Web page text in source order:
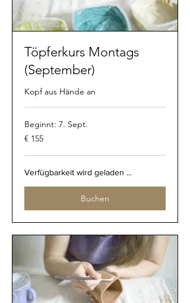
Töpferkurs Montags
(September)
Kopf aus Hände an
Beginnt: 7. Sept.
155
Euro
€ 155
Verfügbarkeit wird geladen ...
Buchen